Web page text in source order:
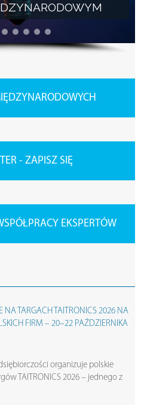
- ZAPISZ SIĘ
EKSPERTÓW
NA TARGACH TAITRONICS 2026 NA
FIRM – 20–22 PAŹDZIERNIKA
organizuje polskie
TAITRONICS 2026 – jednego z